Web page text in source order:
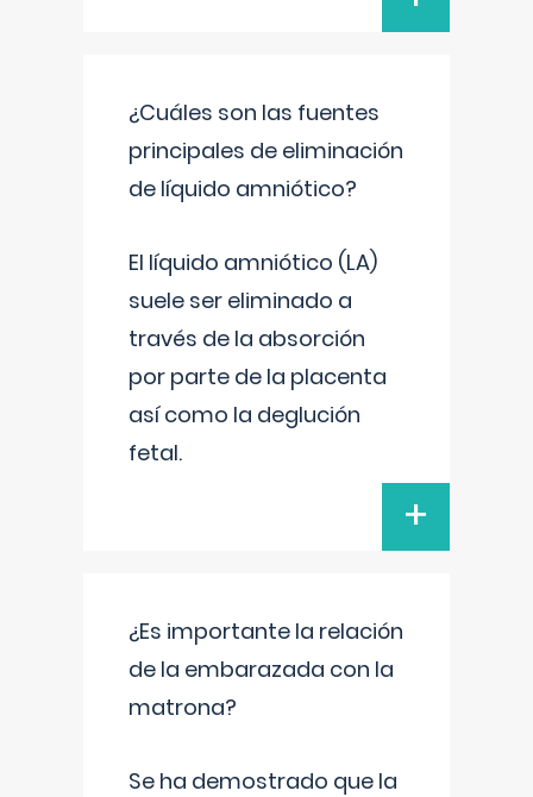
¿Cuáles son las fuentes
principales de eliminación
de líquido amniótico?
El líquido amniótico (LA)
suele ser eliminado a
través de la absorción
por parte de la placenta
así como la deglución
fetal.
+
¿Es importante la relación
de la embarazada con la
matrona?
Se ha demostrado que la